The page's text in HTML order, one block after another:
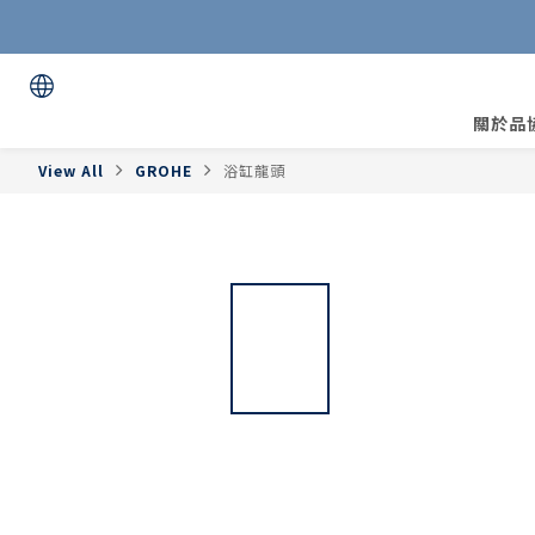
關於品
View All GROHE 浴缸龍頭